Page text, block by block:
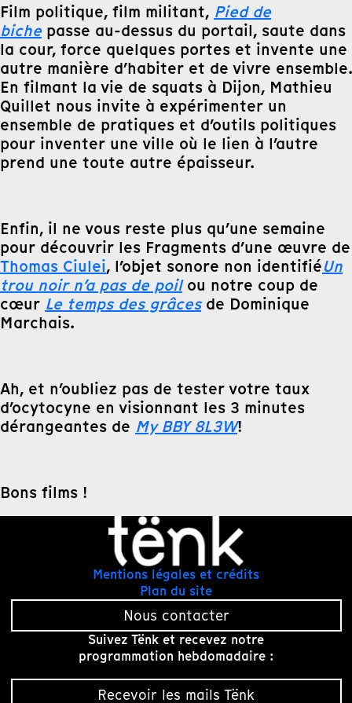
Film politique, film militant, Pied de
bichepasse au-dessus du portail, saute dans
la cour, force quelques portes et invente une
autre manière d’habiter et de vivre ensemble.
En filmant la vie de squats à Dijon, Mathieu
Quillet nous invite à expérimenter un
ensemble de pratiques et d’outils politiques
pour inventer une ville où le lien à l’autre
prend une toute autre épaisseur.
Enfin, il ne vous reste plus qu’une semaine
pour découvrir les Fragments d’une œuvre de
Thomas Ciulei, l’objet sonore non identifiéUn
trou noir n’a pas de poilou notre coup de
cœur Le temps des grâces de Dominique
Marchais.
Ah, et n’oubliez pas de tester votre taux
d’ocytocyne en visionnant les 3 minutes
dérangeantes de My BBY 8L3W!
Bons films !
Mentions légales et crédits
Plan du site
Nous contacter
Suivez Tënk et recevez notre
programmation hebdomadaire :
Recevoir les mails Tënk